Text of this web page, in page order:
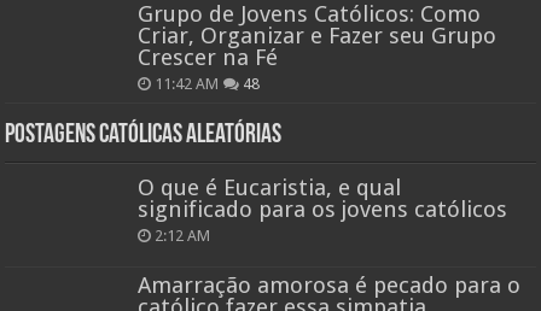
Grupo de Jovens Católicos: Como
Criar, Organizar e Fazer seu Grupo
Crescer na Fé
11:42 AM 48
Postagens católicas aleatórias
O que é Eucaristia, e qual
significado para os jovens católicos
2:12 AM
Amarração amorosa é pecado para o